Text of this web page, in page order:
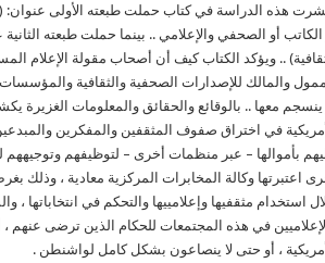
هذه الدراسة في كتاب حملت طبعته الأولى عنوان: (
الكاتب أو الصحفي والإعلامي .. بينما حملت طبعته
.. ويؤكد الكتاب كيف أن أصحاب مقولة الإعلام
والمالك للإصدارات الصحفية والثقافية
ينسجم معها .. بالوقائع والحقائق والمعلومات
في اختراق صفوف المثقفين والمفكرين والمبدعين
بأموالها – عبر منظمات أخرى – لتوظيفهم وتوجيههم
اعتبرتها وكالة المخابرات المركزية معادية ، وذلك
استخدام مثقفيها وإعلامييها والتحكم في انتخاباتها
في هذه المجتمعات للحكام الذين ترضى عنهم
، أو حتى لا ينصاعون بشكل كامل لواشنطن .